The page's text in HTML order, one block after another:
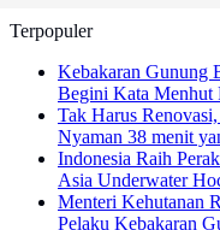
Terpopuler
Kebakaran Gunung
Begini Kata Menhut
Tak Harus
Nyaman 38 menit
Indonesia Raih
Asia Underwater
Menteri Kehutanan
Pelaku Kebakaran